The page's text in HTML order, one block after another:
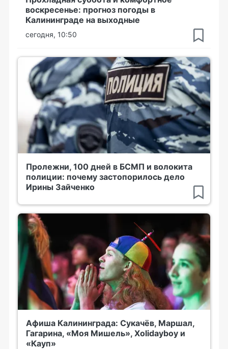
воскресенье: прогноз погоды в
Калининграде на выходные
сегодня, 10:50
Пролежни, 100 дней в БСМП и волокита
полиции: почему застопорилось дело
Ирины Зайченко
Афиша Калининграда: Сукачёв, Маршал,
Гагарина, «Моя Мишель», Xolidayboy и
«Кауп»